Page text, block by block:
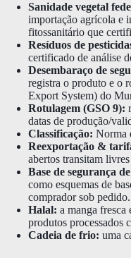
Sanidade vegetal
importação agrícola e
fitossanitário que
Resíduos de
certificado de análise
Desembaraço de
registra o produto e o
Export System) do
Rotulagem (GSO 9):
datas de produção/
Classificação: Norma
Reexportação &
abertos transitam
Base de segurança
como esquemas de
comprador sob pedido.
Halal: a manga fresca
produtos processados
Cadeia de frio: uma